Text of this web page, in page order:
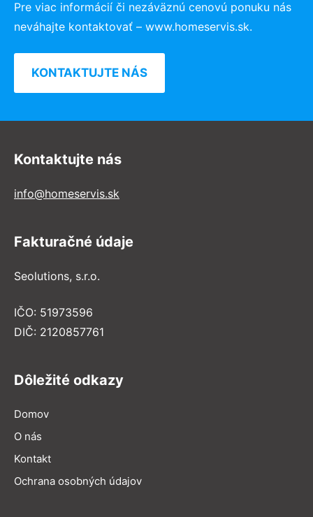
Pre viac informácií či nezáväznú cenovú ponuku nás
neváhajte kontaktovať – www.homeservis.sk.
KONTAKTUJTE NÁS
Kontaktujte nás
info@homeservis.sk
Fakturačné údaje
Seolutions, s.r.o.
IČO: 51973596
DIČ: 2120857761
Dôležité odkazy
Domov
O nás
Kontakt
Ochrana osobných údajov